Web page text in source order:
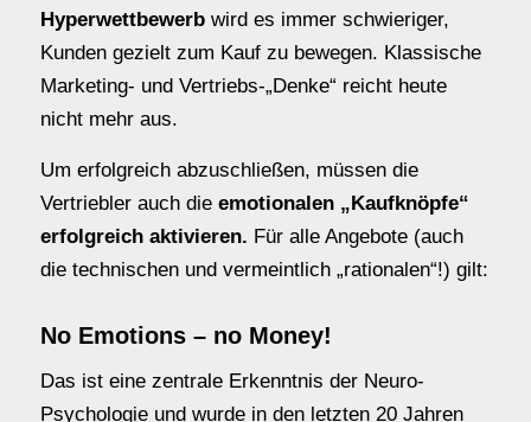
Hyperwettbewerbwird es immer schwieriger,
Kunden gezielt zum Kauf zu bewegen. Klassische
Marketing- und Vertriebs-„Denke“ reicht heute
nicht mehr aus.
Um erfolgreich abzuschließen, müssen die
Vertriebler auch die emotionalen „Kaufknöpfe“
erfolgreich aktivieren. Für alle Angebote (auch
die technischen und vermeintlich „rationalen“!) gilt:
No Emotions – no Money!
Das ist eine zentrale Erkenntnis der Neuro-
Psychologie und wurde in den letzten 20 Jahren